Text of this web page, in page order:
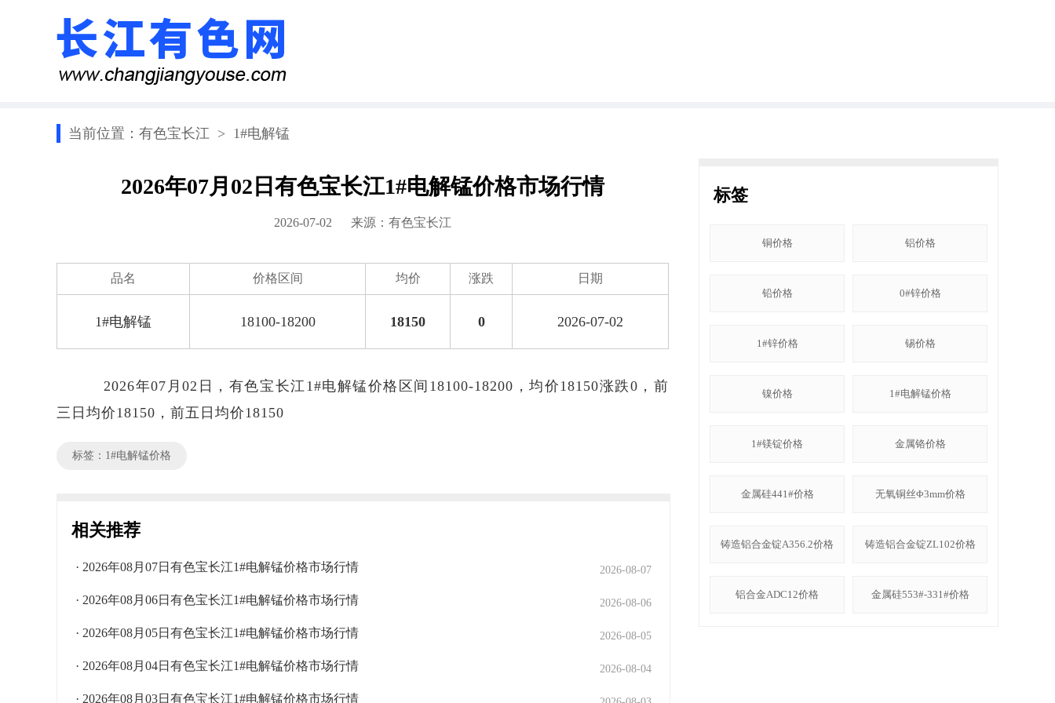
当前位置： 有色宝长江 > 1#电解锰
2026年07月02日有色宝长江1#电解锰价格市场行情
2026-07-02 来源： 有色宝长江
品名 价格区间 均价 涨跌 日期
1#电解锰 18100-18200 18150 0 2026-07-02
2026年07月02日，有色宝长江1#电解锰价格区间18100-18200，均价18150涨跌0，前
三日均价18150，前五日均价18150
标签：1#电解锰价格
相关推荐
· 2026年08月07日有色宝长江1#电解锰价格市场行情 2026-08-07
· 2026年08月06日有色宝长江1#电解锰价格市场行情 2026-08-06
· 2026年08月05日有色宝长江1#电解锰价格市场行情 2026-08-05
· 2026年08月04日有色宝长江1#电解锰价格市场行情 2026-08-04
· 2026年08月03日有色宝长江1#电解锰价格市场行情
标签
铜价格 铝价格
铅价格 0#锌价格
1#锌价格 锡价格
镍价格 1#电解锰价格
1#镁锭价格 金属铬价格
金属硅441#价格 无氧铜丝Φ3mm价格
铸造铝合金锭A356.2价格 铸造铝合金锭ZL102价格
铝合金ADC12价格 金属硅553#-331#价格